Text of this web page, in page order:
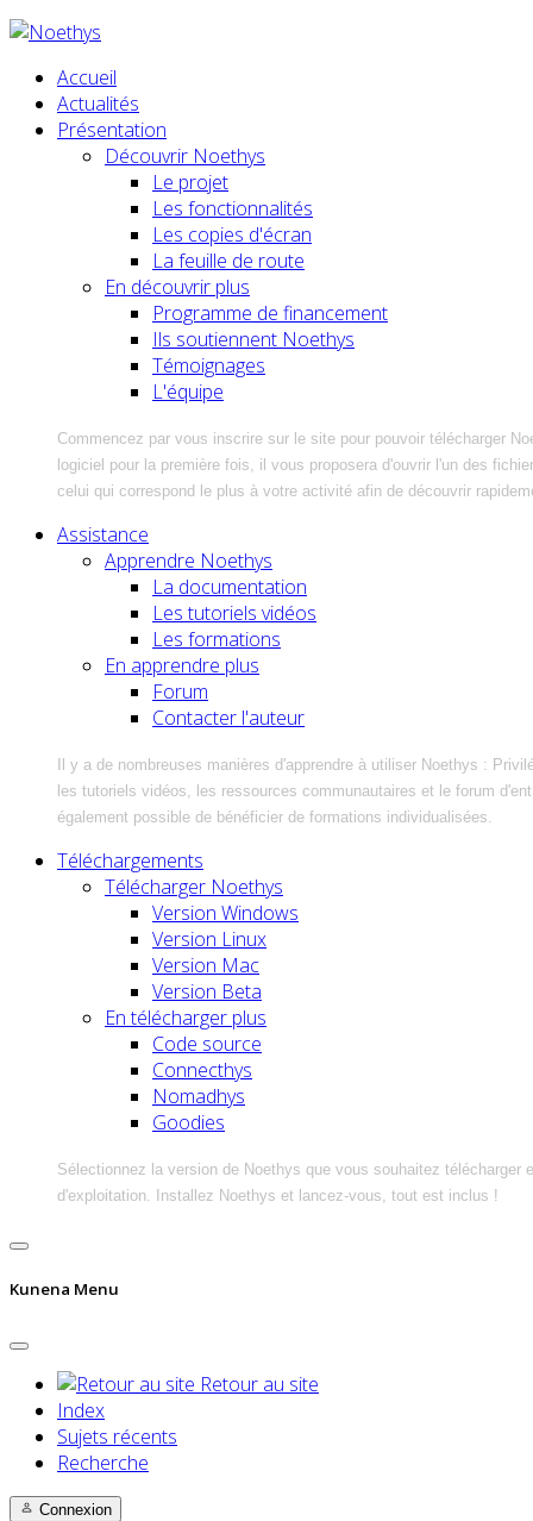
Accueil
Actualités
Présentation
Découvrir Noethys
Le projet
Les fonctionnalités
Les copies d'écran
La feuille de route
En découvrir plus
Programme de financement
Ils soutiennent Noethys
Témoignages
L'équipe
Commencez par vous inscrire sur le site pour pouvoir télécharger
logiciel pour la première fois, il vous proposera d'ouvrir l'un des
celui qui correspond le plus à votre activité afin de découvrir
Assistance
Apprendre Noethys
La documentation
Les tutoriels vidéos
Les formations
En apprendre plus
Forum
Contacter l'auteur
Il y a de nombreuses manières d'apprendre à utiliser Noethys :
les tutoriels vidéos, les ressources communautaires et le forum
également possible de bénéficier de formations individualisées.
Téléchargements
Télécharger Noethys
Version Windows
Version Linux
Version Mac
Version Beta
En télécharger plus
Code source
Connecthys
Nomadhys
Goodies
Sélectionnez la version de Noethys que vous souhaitez télécharger
d'exploitation. Installez Noethys et lancez-vous, tout est inclus !
Kunena Menu
Retour au site
Index
Sujets récents
Recherche
Connexion